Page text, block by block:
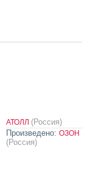
АТОЛЛ (Россия)
Произведено: ОЗОН
(Россия)